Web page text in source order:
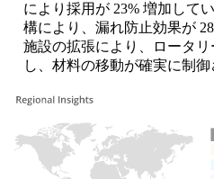
により採用が 23% 増加して
構により、漏れ防止効果が
施設の拡張により、ロータ
し、材料の移動が確実に制